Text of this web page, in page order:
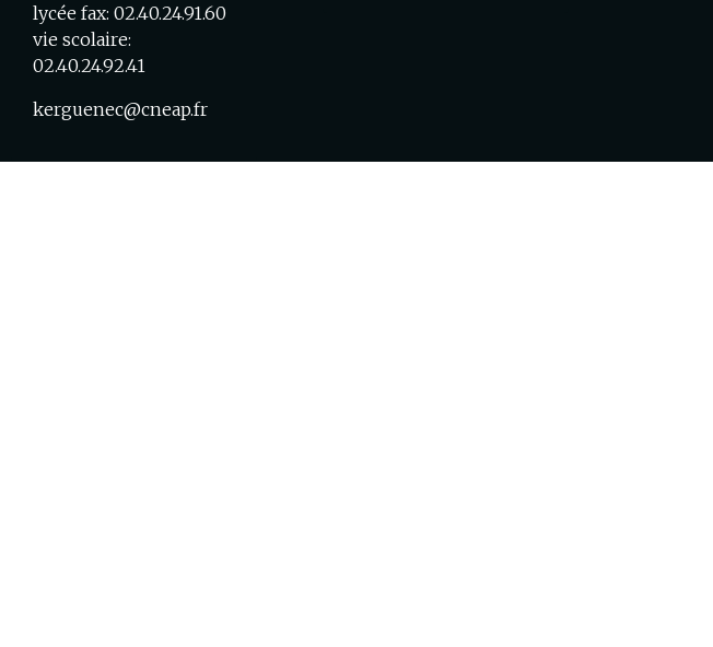
lycée fax: 02.40.24.91.60
vie scolaire:
02.40.24.92.41
kerguenec@cneap.fr